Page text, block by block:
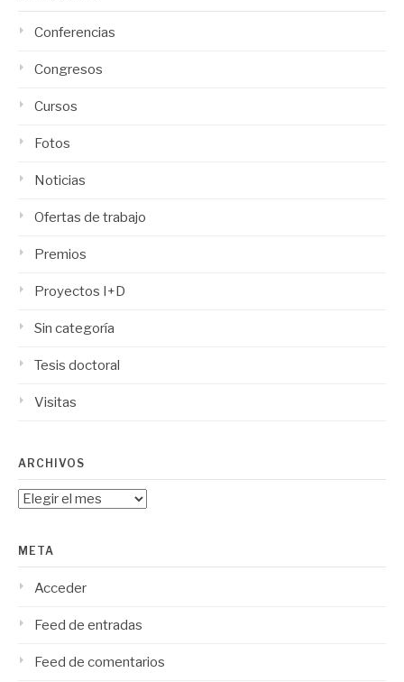
Conferencias
Congresos
Cursos
Fotos
Noticias
Ofertas de trabajo
Premios
Proyectos I+D
Sin categoría
Tesis doctoral
Visitas
ARCHIVOS
Archivos
META
Acceder
Feed de entradas
Feed de comentarios